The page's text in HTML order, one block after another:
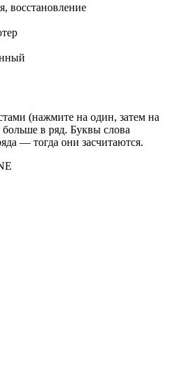
восстановление
(нажмите на один, затем на
в ряд. Буквы слова
— тогда они засчитаются.
E